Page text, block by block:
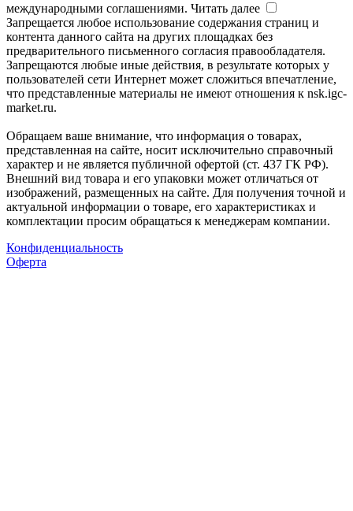
международными соглашениями. Читать далее
Запрещается любое использование содержания страниц и
контента данного сайта на других площадках без
предварительного письменного согласия правообладателя.
Запрещаются любые иные действия, в результате которых у
пользователей сети Интернет может сложиться впечатление,
что представленные материалы не имеют отношения к nsk.igc-
market.ru.
Обращаем ваше внимание, что информация о товарах,
представленная на сайте, носит исключительно справочный
характер и не является публичной офертой (ст. 437 ГК РФ).
Внешний вид товара и его упаковки может отличаться от
изображений, размещенных на сайте. Для получения точной и
актуальной информации о товаре, его характеристиках и
комплектации просим обращаться к менеджерам компании.
Конфиденциальность
Оферта